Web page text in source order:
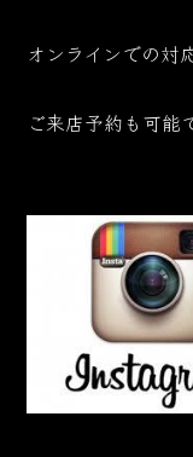
オンラインでの対
ご来店予約も可能